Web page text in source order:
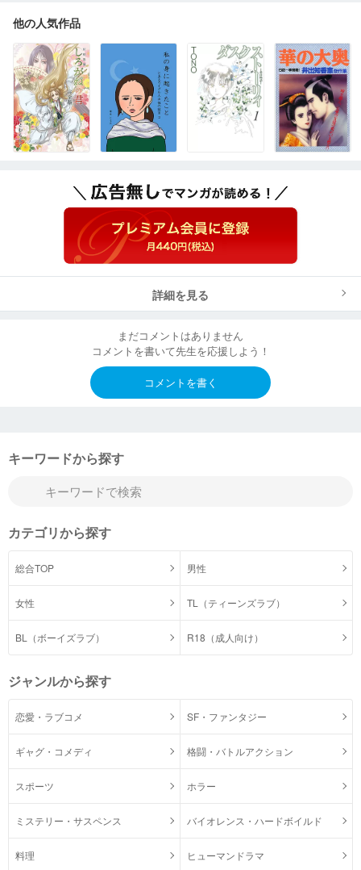
他の人気作品
詳細を見る
まだコメントはありません
コメントを書いて先生を応援しよう！
コメントを書く
キーワードから探す
カテゴリから探す
総合TOP 男性
女性 TL（ティーンズラブ）
BL（ボーイズラブ） R18（成人向け）
ジャンルから探す
恋愛・ラブコメ SF・ファンタジー
ギャグ・コメディ 格闘・バトルアクション
スポーツ ホラー
ミステリー・サスペンス バイオレンス・ハードボイルド
料理 ヒューマンドラマ